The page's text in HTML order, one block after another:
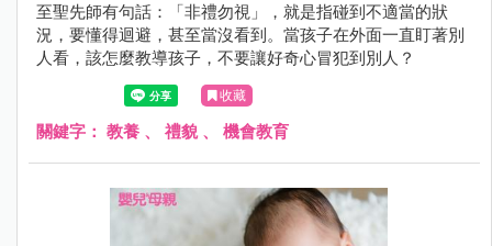
至聖先師有句話：「非禮勿視」，就是指碰到不適當的狀
況，要懂得迴避，甚至當沒看到。當孩子在外面一直盯著別
人看，該怎麼教導孩子，不要讓好奇心冒犯到別人？
收藏
關鍵字： 教養 、 禮貌、 機會教育